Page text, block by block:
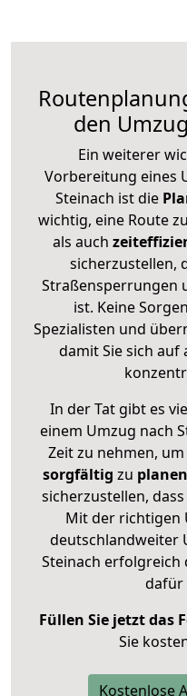
den
Ein weiterer
Vorbereitung eines
Steinach ist die
wichtig, eine Route
als auch
sicherzustellen,
Straßensperrungen
ist. Keine
Spezialisten und
damit Sie sich auf
In der Tat gibt es
einem Umzug nach
Zeit zu nehmen,
sorgfältig zu planen
sicherzustellen,
Mit der richtigen
deutschlandweiter
Steinach
dafür
Füllen Sie jetzt das
Sie
Kostenlose